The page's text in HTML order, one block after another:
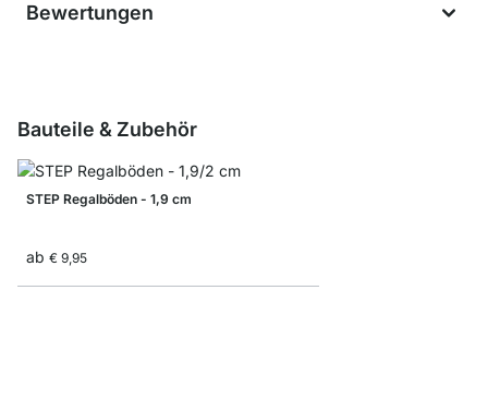
Bewertungen
Bauteile & Zubehör
STEP Regalböden - 1,9 cm
ab € 9,95